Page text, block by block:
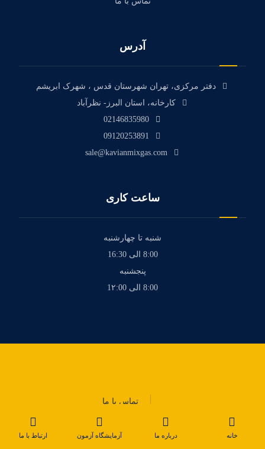
آدرس
دفتر مرکزی، تهران شهرستان قدس ، شهرک ابریشم
کارخانه، استان البرز- نظرآباد
02146835980
09120253891
sale@kavianmixgas.com
ساعت کاری
شنبه تا چهارشنبه
8:00 الی 16:30
پنجشنبه
8:00 الی 1۲:00
تماس با ما
خانه درباره ما آزمایشگاه آزمون ارتباط با ما